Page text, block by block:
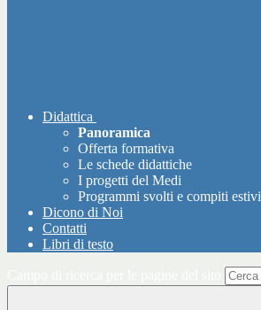
Didattica
Panoramica
Offerta formativa
Le schede didattiche
I progetti del Medi
Programmi svolti e compiti estivi
Dicono di Noi
Contatti
Libri di testo